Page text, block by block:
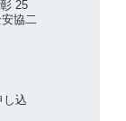
25
協二
し込